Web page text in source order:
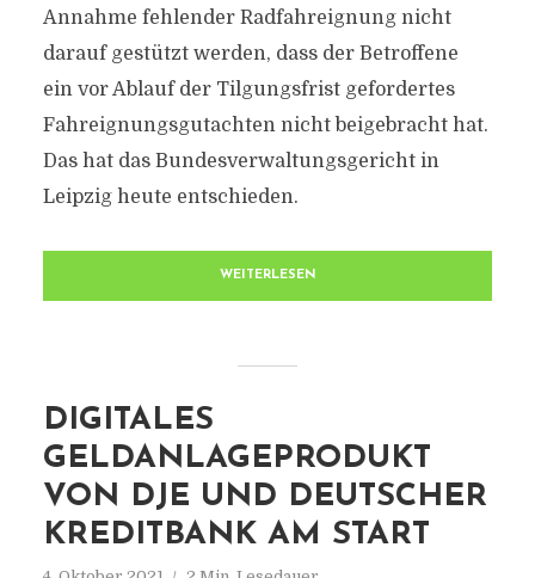
Annahme fehlender Radfahreignung nicht
darauf gestützt werden, dass der Betroffene
ein vor Ablauf der Tilgungsfrist gefordertes
Fahreignungsgutachten nicht beigebracht hat.
Das hat das Bundesverwaltungsgericht in
Leipzig heute entschieden.
WEITERLESEN
DIGITALES
GELDANLAGEPRODUKT
VON DJE UND DEUTSCHER
KREDITBANK AM START